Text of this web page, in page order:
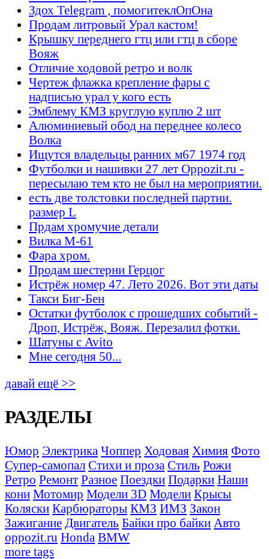
Здох Telegram , помогитеклОпОна
Продам литровый Урал кастом!
Крышку переднего гтц или гтц в сборе
Вояж
Отличие ходовой ретро и волк
Чертеж флажка крепление фары с
надписью урал у кого есть
Эмблему КМЗ круглую куплю 2 шт
Алюминиевый обод на переднее колесо
Волка
Ищутся владельцы ранних м67 1974 год
Футболки и нашивки 27 лет Oppozit.ru -
пересылаю тем кто не был на мероприятии.
есть две толстовки последней партии.
размер L
Прдам хромучие детали
Вилка М-61
Фара хром.
Продам шестерни Герцог
Истрёж номер 47. Лето 2026. Вот эти даты
Такси Биг-Бен
Остатки футболок с прошедших событий -
Дроп, Истрёж, Вояж. Перезалил фотки.
Шатуны с Avito
Мне сегодня 50...
давай ещё >>
РАЗДЕЛЫ
Юмор Электрика Чоппер Ходовая Химия Фото
Супер-самопал Стихи и проза Стиль Рожи
Ретро Ремонт Разное Поездки Подарки Наши
кони Мотомир Модели 3D Модели Крысы
Коляски Карбюраторы КМЗ ИМЗ Закон
Зажигание Двигатель Байки про байки Авто
oppozit.ru Honda BMW
more tags